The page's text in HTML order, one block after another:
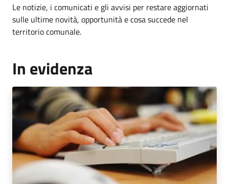
Le notizie, i comunicati e gli avvisi per restare aggiornati
sulle ultime novità, opportunità e cosa succede nel
territorio comunale.
In evidenza